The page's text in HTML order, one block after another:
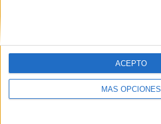
MÁS OPCIONES
ACEPTO